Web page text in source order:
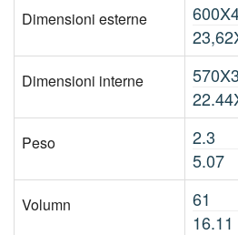
Dimensioni esterne
Dimensioni interne
Peso 2.3
5.07
Volumn 61
16.11